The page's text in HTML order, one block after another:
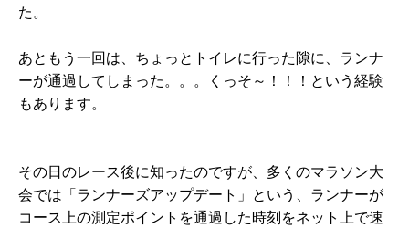
た。
あともう一回は、ちょっとトイレに行った隙に、ランナ
ーが通過してしまった。。。くっそ～！！！という経験
もあります。
その日のレース後に知ったのですが、多くのマラソン大
会では「ランナーズアップデート」という、ランナーが
コース上の測定ポイントを通過した時刻をネット上で速